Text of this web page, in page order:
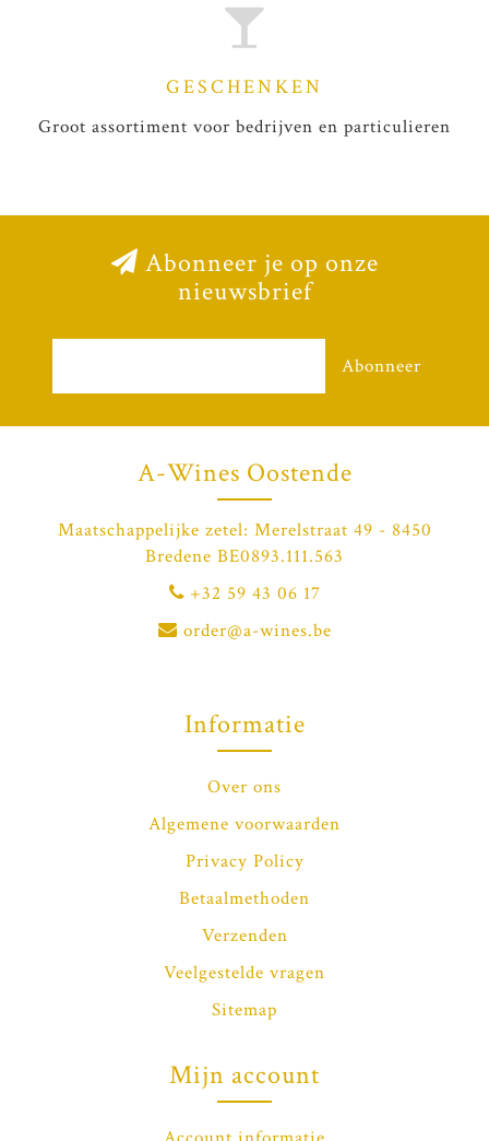
GESCHENKEN
Groot assortiment voor bedrijven en particulieren
Abonneer je op onze
nieuwsbrief
Abonneer
A-Wines Oostende
Maatschappelijke zetel: Merelstraat 49 - 8450
Bredene BE0893.111.563
+32 59 43 06 17
order@a-wines.be
Informatie
Over ons
Algemene voorwaarden
Privacy Policy
Betaalmethoden
Verzenden
Veelgestelde vragen
Sitemap
Mijn account